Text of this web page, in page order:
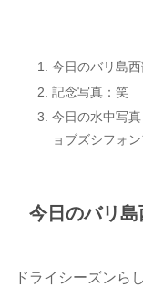
今日のバリ島
記念写真：笑
今日の水中写
ョブズシフォ
今日のバリ
ドライシーズン